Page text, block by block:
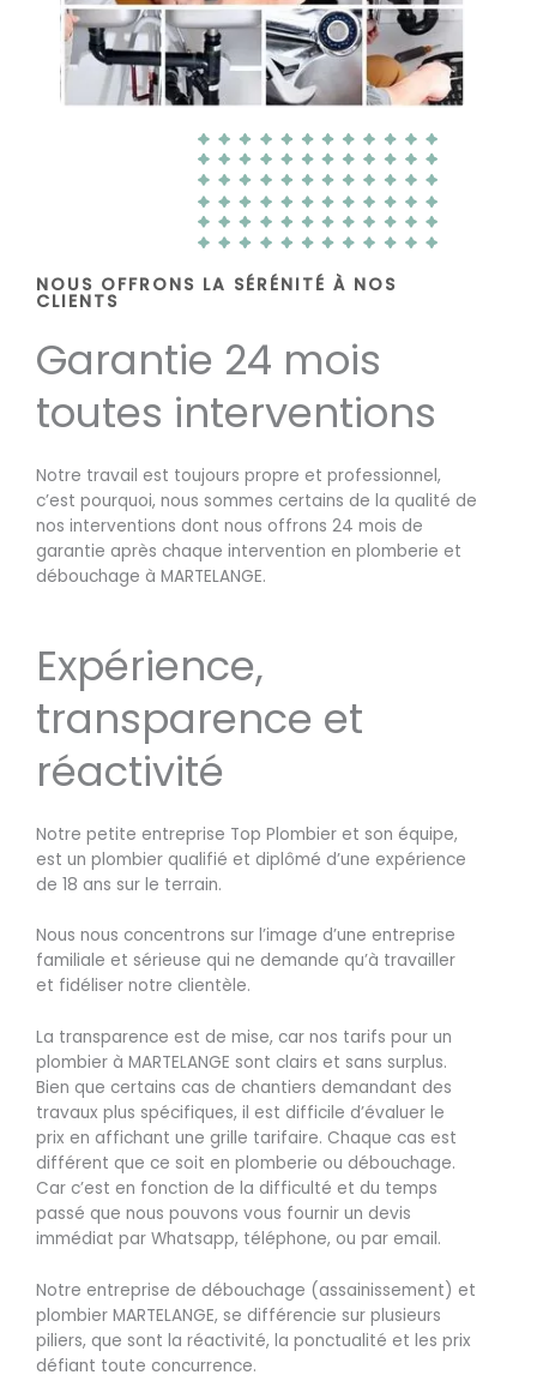
NOUS OFFRONS LA SÉRÉNITÉ À NOS
CLIENTS
Garantie 24 mois
toutes interventions
Notre travail est toujours propre et professionnel,
c’est pourquoi, nous sommes certains de la qualité de
nos interventions dont nous offrons 24 mois de
garantie après chaque intervention en plomberie et
débouchage à MARTELANGE.
Expérience,
transparence et
réactivité
Notre petite entreprise Top Plombier et son équipe,
est un plombier qualifié et diplômé d’une expérience
de 18 ans sur le terrain.
Nous nous concentrons sur l’image d’une entreprise
familiale et sérieuse qui ne demande qu’à travailler
et fidéliser notre clientèle.
La transparence est de mise, car nos tarifs pour un
plombier à MARTELANGE sont clairs et sans surplus.
Bien que certains cas de chantiers demandant des
travaux plus spécifiques, il est difficile d’évaluer le
prix en affichant une grille tarifaire. Chaque cas est
différent que ce soit en plomberie ou débouchage.
Car c’est en fonction de la difficulté et du temps
passé que nous pouvons vous fournir un devis
immédiat par Whatsapp, téléphone, ou par email.
Notre entreprise de débouchage (assainissement) et
plombier MARTELANGE, se différencie sur plusieurs
piliers, que sont la réactivité, la ponctualité et les prix
défiant toute concurrence.